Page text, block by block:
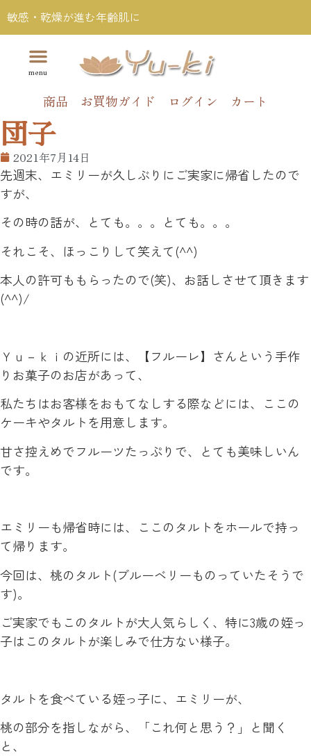
敏感・乾燥が進む年齢肌に
商品 お買物ガイド ログイン カート
団子
2021年7月14日
先週末、エミリーが久しぶりにご実家に帰省したので
すが、
その時の話が、とても。。。とても。。。
それこそ、ほっこりして笑えて(^^)
本人の許可ももらったので(笑)、お話しさせて頂きます
(^^)/
Ｙｕ－ｋｉの近所には、【フルーレ】さんという手作
りお菓子のお店があって、
私たちはお客様をおもてなしする際などには、ここの
ケーキやタルトを用意します。
甘さ控えめでフルーツたっぷりで、とても美味しいん
です。
エミリーも帰省時には、ここのタルトをホールで持っ
て帰ります。
今回は、桃のタルト(ブルーベリーものっていたそうで
す)。
ご実家でもこのタルトが大人気らしく、特に3歳の姪っ
子はこのタルトが楽しみで仕方ない様子。
タルトを食べている姪っ子に、エミリーが、
桃の部分を指しながら、「これ何と思う？」と聞く
と、